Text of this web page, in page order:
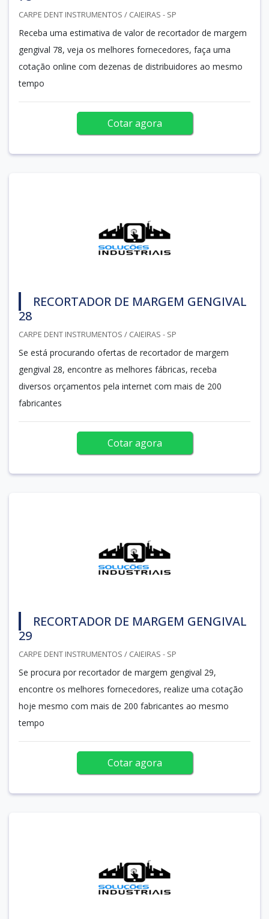
CARPE DENT INSTRUMENTOS / CAIEIRAS - SP
Receba uma estimativa de valor de recortador de margem
gengival 78, veja os melhores fornecedores, faça uma
cotação online com dezenas de distribuidores ao mesmo
tempo
Cotar agora
RECORTADOR DE MARGEM GENGIVAL
28
CARPE DENT INSTRUMENTOS / CAIEIRAS - SP
Se está procurando ofertas de recortador de margem
gengival 28, encontre as melhores fábricas, receba
diversos orçamentos pela internet com mais de 200
fabricantes
Cotar agora
RECORTADOR DE MARGEM GENGIVAL
29
CARPE DENT INSTRUMENTOS / CAIEIRAS - SP
Se procura por recortador de margem gengival 29,
encontre os melhores fornecedores, realize uma cotação
hoje mesmo com mais de 200 fabricantes ao mesmo
tempo
Cotar agora